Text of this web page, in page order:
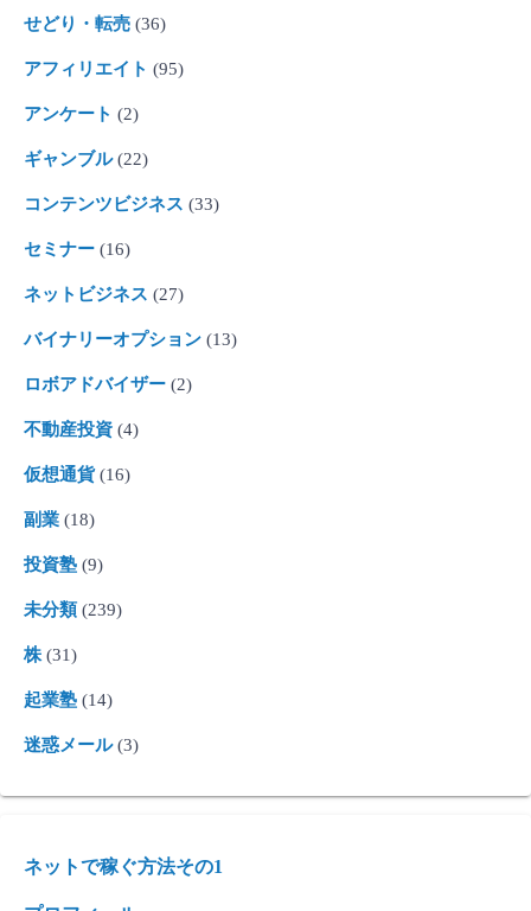
せどり・転売 (36)
アフィリエイト (95)
アンケート (2)
ギャンブル(22)
コンテンツビジネス (33)
セミナー (16)
ネットビジネス (27)
バイナリーオプション (13)
ロボアドバイザー (2)
不動産投資 (4)
仮想通貨(16)
副業 (18)
投資塾 (9)
未分類 (239)
株 (31)
起業塾 (14)
迷惑メール(3)
ネットで稼ぐ方法その1